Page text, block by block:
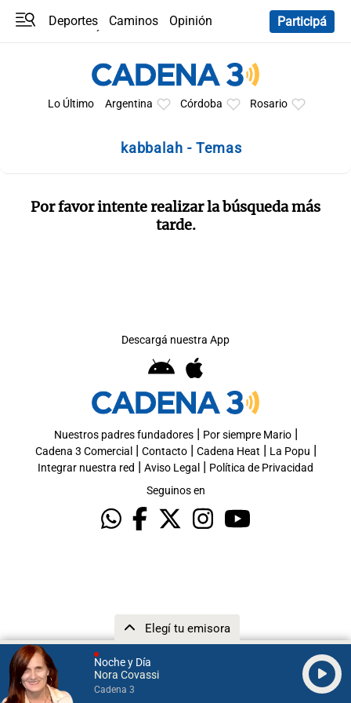
Noche y Día
Nora Covassi
Cadena 3
Elegí tu emisora
Deportes Caminos
Opinión
Participá
Lo Último Argentina Córdoba Rosario
kabbalah - Temas
Por favor intente realizar la búsqueda más
tarde.
Descargá nuestra App
Nuestros padres fundadores| Por siempre Mario|
Cadena 3 Comercial | Contacto| Cadena Heat | La Popu |
Integrar nuestra red | Aviso Legal | Política de Privacidad
Seguinos en